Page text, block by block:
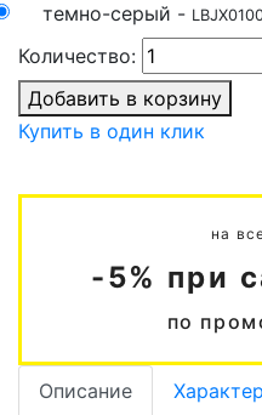
темно-серый -
Количество:
Добавить в корзину
Купить в один клик
на
-5% при
по
Описание